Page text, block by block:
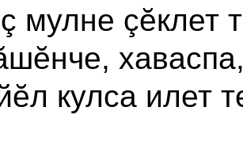
мулне çĕклет
кулса илет